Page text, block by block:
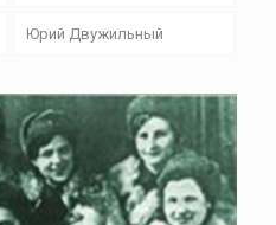
Юрий Двужильный